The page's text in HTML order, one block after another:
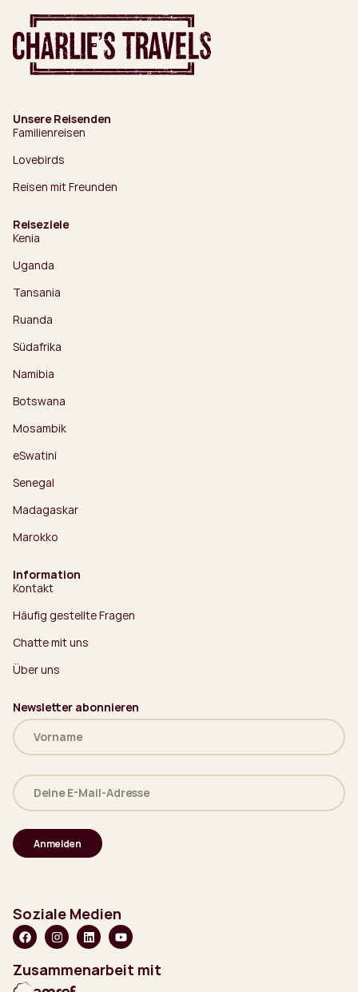
Unsere Reisenden
Familienreisen
Lovebirds
Reisen mit Freunden
Reiseziele
Kenia
Uganda
Tansania
Ruanda
Südafrika
Namibia
Botswana
Mosambik
eSwatini
Senegal
Madagaskar
Marokko
Information
Kontakt
Häufig gestellte Fragen
Chatte mit uns
Über uns
Newsletter abonnieren
Name
(erforderlich)
Deine
E-
Mail-
(erforderlich)
Soziale Medien
Zusammenarbeit mit